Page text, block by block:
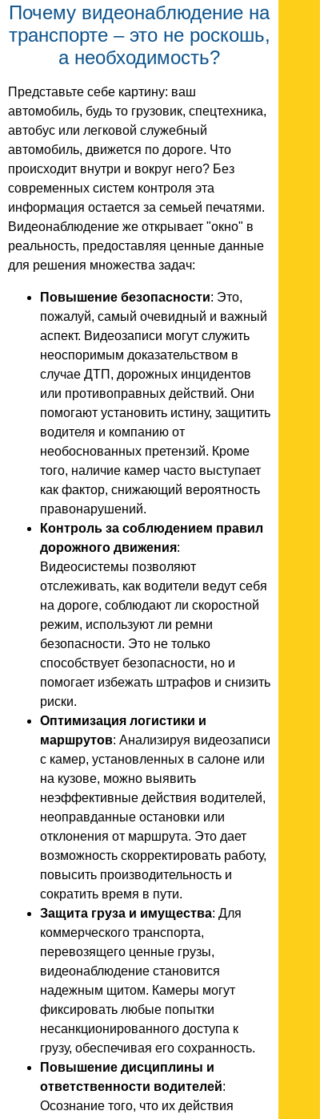
Почему видеонаблюдение на
транспорте – это не роскошь,
а необходимость?
Представьте себе картину: ваш
автомобиль, будь то грузовик, спецтехника,
автобус или легковой служебный
автомобиль, движется по дороге. Что
происходит внутри и вокруг него? Без
современных систем контроля эта
информация остается за семьей печатями.
Видеонаблюдение же открывает "окно" в
реальность, предоставляя ценные данные
для решения множества задач:
Повышение безопасности: Это,
пожалуй, самый очевидный и важный
аспект. Видеозаписи могут служить
неоспоримым доказательством в
случае ДТП, дорожных инцидентов
или противоправных действий. Они
помогают установить истину, защитить
водителя и компанию от
необоснованных претензий. Кроме
того, наличие камер часто выступает
как фактор, снижающий вероятность
правонарушений.
Контроль за соблюдением правил
дорожного движения:
Видеосистемы позволяют
отслеживать, как водители ведут себя
на дороге, соблюдают ли скоростной
режим, используют ли ремни
безопасности. Это не только
способствует безопасности, но и
помогает избежать штрафов и снизить
риски.
Оптимизация логистики и
маршрутов: Анализируя видеозаписи
с камер, установленных в салоне или
на кузове, можно выявить
неэффективные действия водителей,
неоправданные остановки или
отклонения от маршрута. Это дает
возможность скорректировать работу,
повысить производительность и
сократить время в пути.
Защита груза и имущества: Для
коммерческого транспорта,
перевозящего ценные грузы,
видеонаблюдение становится
надежным щитом. Камеры могут
фиксировать любые попытки
несанкционированного доступа к
грузу, обеспечивая его сохранность.
Повышение дисциплины и
ответственности водителей:
Осознание того, что их действия